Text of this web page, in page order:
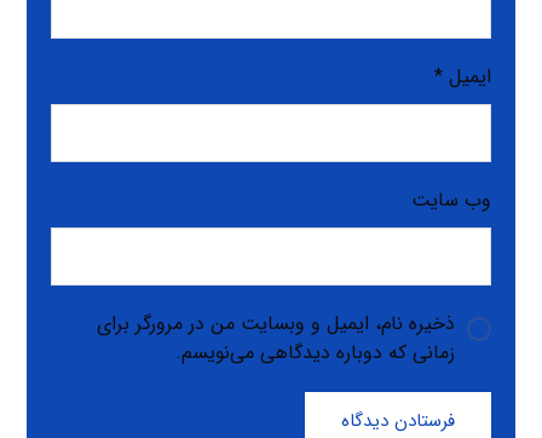
ایمیل*
وب‌ سایت
ذخیره نام، ایمیل و وبسایت من در مرورگر برای
زمانی که دوباره دیدگاهی می‌نویسم.
فرستادن دیدگاه